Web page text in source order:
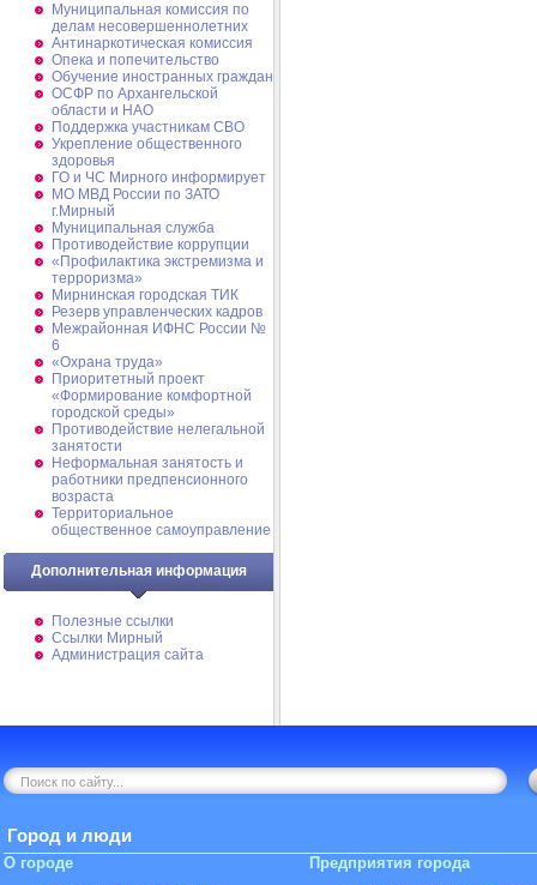
Муниципальная комиссия по
делам несовершеннолетних
Антинаркотическая комиссия
Опека и попечительство
Обучение иностранных граждан
ОСФР по Архангельской
области и НАО
Поддержка участникам СВО
Укрепление общественного
здоровья
ГО и ЧС Мирного информирует
МО МВД России по ЗАТО
г.Мирный
Муниципальная cлужба
Противодействие коррупции
«Профилактика экстремизма и
терроризма»
Мирнинская городская ТИК
Резерв управленческих кадров
Межрайонная ИФНС России №
6
«Охрана труда»
Приоритетный проект
«Формирование комфортной
городской среды»
Противодействие нелегальной
занятости
Неформальная занятость и
работники предпенсионного
возраста
Территориальное
общественное самоуправление
Дополнительная информация
Полезные ссылки
Ссылки Мирный
Администрация сайта
Город и люди
О городе Предприятия города